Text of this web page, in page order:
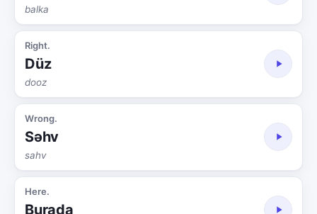
balka
Right.
Düz
dooz
Wrong.
Səhv
sahv
Here.
Burada